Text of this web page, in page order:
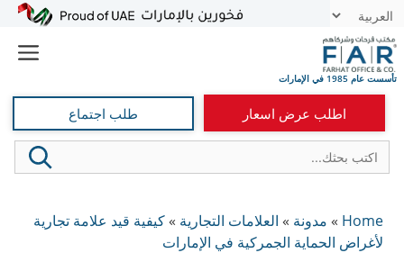
انتقل
المحتوى
اطلب عرض اسعار طلب اجتماع
Home
» مدونة » العلامات التجارية » كيفية قيد علامة تجارية
لأغراض الحماية الجمركية في الإمارات